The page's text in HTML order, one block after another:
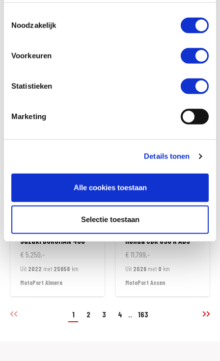
Noodzakelijk
Voorkeuren
Statistieken
Marketing
Details tonen
Alle cookies toestaan
Selectie toestaan
MotoPort Goes
XL 750 TRANSALP
MotoPort Goes
SuzukiBURGMAN 400
€ 5.250,-
Uit 2022 met 25658 km
MotoPort Almere
HondaCBR 650 R ABS
€ 11.799,-
Uit 2026 met 0 km
MotoPort Assen
1 2 3 4 .. 163